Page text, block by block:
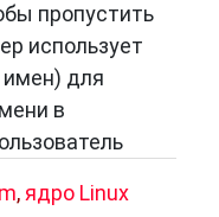
пропустить
использует
имен) для
в
, ядро Linux